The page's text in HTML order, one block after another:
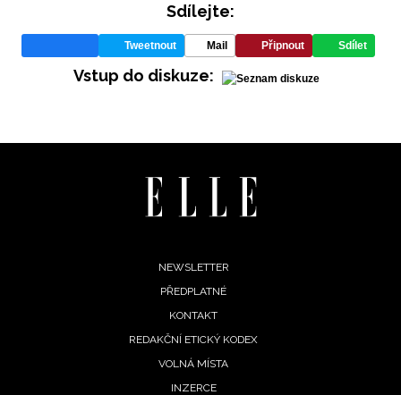
INFORMACE
Sdílejte:
Tweetnout Mail Připnout Sdílet
Vstup do diskuze:
NEWSLETTER
PŘEDPLATNÉ
KONTAKT
REDAKČNÍ ETICKÝ KODEX
VOLNÁ MÍSTA
INZERCE